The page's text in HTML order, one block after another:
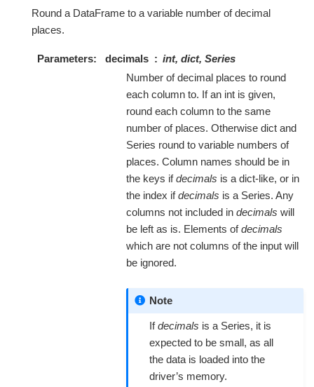
Round a DataFrame to a variable number of decimal
places.
Parameters decimals
int, dict, Series
Number of decimal places to round
each column to. If an int is given,
round each column to the same
number of places. Otherwise dict and
Series round to variable numbers of
places. Column names should be in
the keys ifdecimals is a dict-like, or in
the index ifdecimals is a Series. Any
columns not included in decimals will
be left as is. Elements ofdecimals
which are not columns of the input will
be ignored.
Note
Ifdecimals is a Series, it is
expected to be small, as all
the data is loaded into the
driver’s memory.